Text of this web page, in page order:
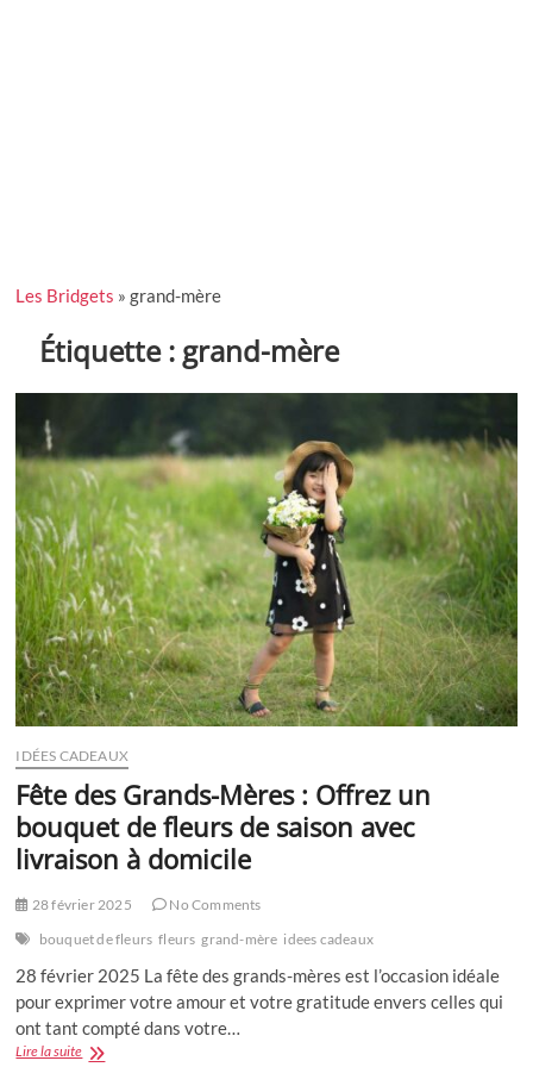
Les Bridgets »grand-mère
Étiquette : grand-mère
IDÉES CADEAUX
Fête des Grands-Mères : Offrez un
bouquet de fleurs de saison avec
livraison à domicile
28 février 2025
No Comments
bouquet de fleurs fleurs grand-mère idees cadeaux
28 février 2025 La fête des grands-mères est l’occasion idéale
pour exprimer votre amour et votre gratitude envers celles qui
ont tant compté dans votre…
Lire la suiteFête